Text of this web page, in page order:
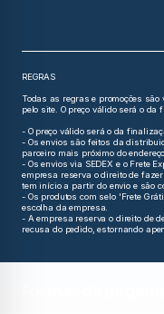
REGRAS
Todas as regras e promoções
pelo site. O preço válido será o da
- O preço válido será o da
- Os envios são feitos da
parceiro mais próximo do
- Os envios via SEDEX e o Frete
empresa reserva o direito de
tem início a partir do envio e são
- Os produtos com selo 'Frete
escolha da empresa.
- A empresa reserva o direito de
recusa do pedido, estornando